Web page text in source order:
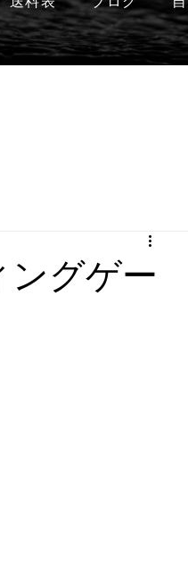
グゲー